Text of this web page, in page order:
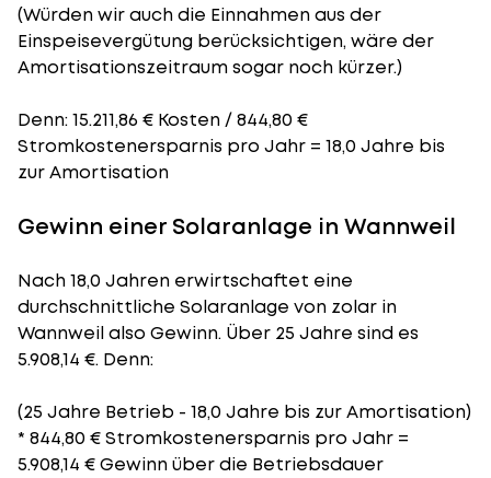
(Würden wir auch die Einnahmen aus der
Einspeisevergütung berücksichtigen, wäre der
Amortisationszeitraumsogar noch kürzer.)
Denn: 15.211,86 € Kosten / 844,80 €
Stromkostenersparnis pro Jahr = 18,0 Jahre bis
zur Amortisation
Gewinn einer Solaranlage in Wannweil
Nach 18,0 Jahren erwirtschaftet eine
durchschnittliche Solaranlage von zolar in
Wannweil also Gewinn. Über 25 Jahre sind es
5.908,14 €. Denn:
(25 Jahre Betrieb - 18,0 Jahre bis zur Amortisation)
* 844,80 € Stromkostenersparnis pro Jahr =
5.908,14 € Gewinn über die Betriebsdauer